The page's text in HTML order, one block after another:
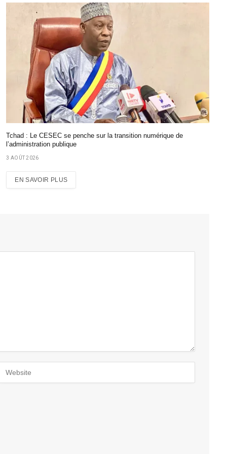
Tchad : Le CESEC se penche sur la transition numérique de
l’administration publique
3 AOÛT 2026
EN SAVOIR PLUS